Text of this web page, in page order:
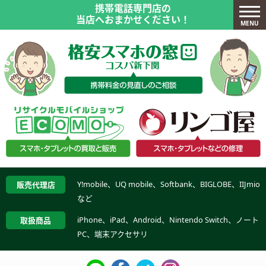
携帯電話専門店の
当店へおまかせください！
販売代理店
Y!mobile、UQ mobile、Softbank、BIGLOBE、IIJmio
など
取扱商品
iPhone、iPad、Android、Nintendo Switch、ノート
PC、端末アクセサリ
MENU